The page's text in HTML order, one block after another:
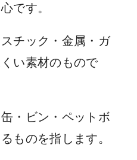
です。
チック・金属・ガ
い素材のもので
・ビン・ペットボ
ものを指します。